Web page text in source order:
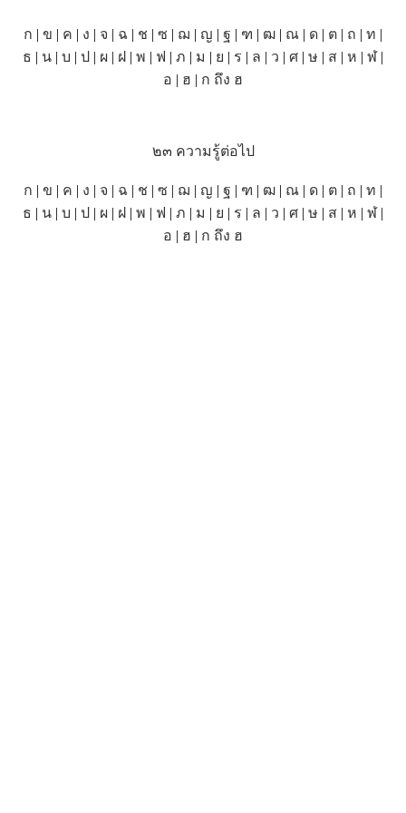
ก | ข | ค | ง | จ | ฉ | ช | ซ | ฌ | ญ | ฐ | ฑ | ฒ | ณ | ด | ต | ถ | ท |
ธ | น | บ | ป | ผ | ฝ | พ | ฟ | ภ | ม | ย | ร | ล | ว | ศ | ษ | ส | ห | ฬ|
อ | ฮ | ก ถึง ฮ
๒๓ ความรู้ต่อไป
ก | ข | ค | ง | จ | ฉ | ช | ซ | ฌ | ญ | ฐ | ฑ | ฒ | ณ | ด | ต | ถ | ท |
ธ | น | บ | ป | ผ | ฝ | พ | ฟ | ภ | ม | ย | ร | ล | ว | ศ | ษ | ส | ห | ฬ|
อ | ฮ | ก ถึง ฮ